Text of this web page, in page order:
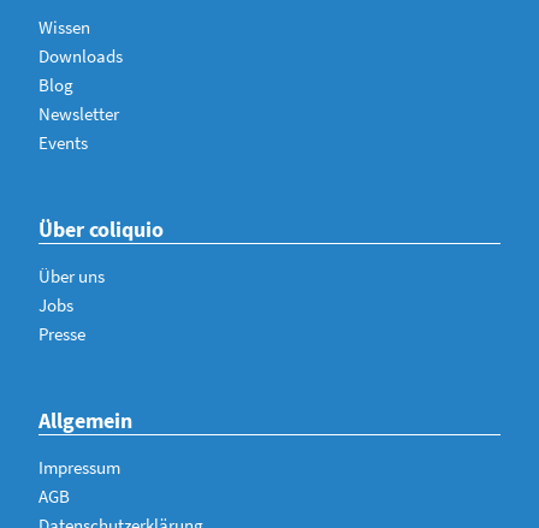
Wissen
Downloads
Blog
Newsletter
Events
Über coliquio
Über uns
Jobs
Presse
Allgemein
Impressum
AGB